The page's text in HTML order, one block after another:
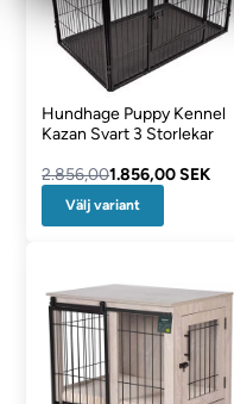
Hundhage Puppy Kennel
Kazan Svart 3 Storlekar
2.856,001.856,00 SEK
Välj variant